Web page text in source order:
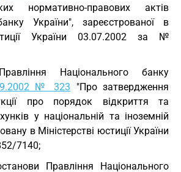
нормативно-правових актів
України", зареєстрованої в
України 03.07.2002 за №
Національного банку
№ 323 "Про затвердження
про порядок відкриття та
у національній та іноземній
в Міністерстві юстиції України
7140;
Правління Національного